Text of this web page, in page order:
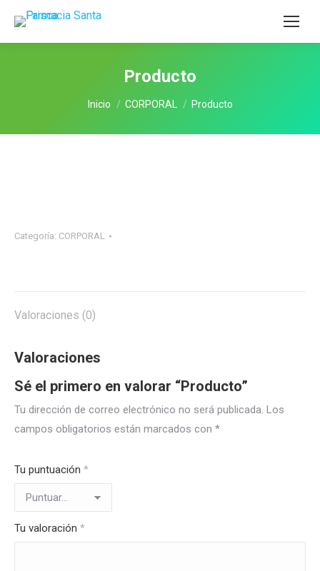
Producto
Estás aquí:
Inicio CORPORAL Producto
Categoría: CORPORAL
Valoraciones (0)
Valoraciones
Sé el primero en valorar “Producto”
Tu dirección de correo electrónico no será publicada. Los
campos obligatorios están marcados con *
Tu puntuación *
Tu valoración *